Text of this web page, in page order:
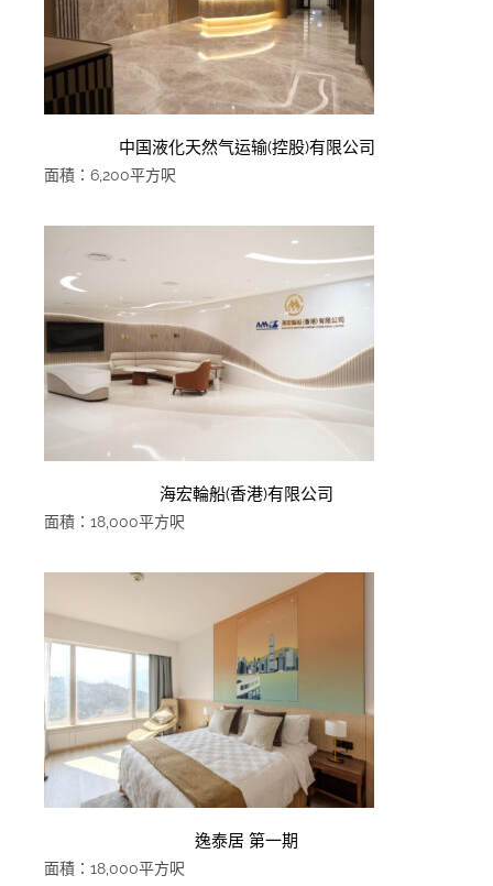
中国液化天然气运输(控股)有限公司
面積：6,200平方呎
海宏輪船(香港)有限公司
面積：18,000平方呎
逸泰居 第一期
面積：18,000平方呎